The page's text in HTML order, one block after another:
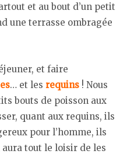
et au bout d’un petit
une terrasse ombragée
et faire
… et les requins ! Nous
bouts de poisson aux
quant aux requins, ils
pour l’homme, ils
tout le loisir de les